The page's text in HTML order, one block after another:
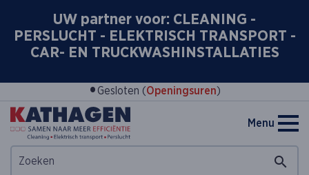
UW partner voor: CLEANING -
PERSLUCHT - ELEKTRISCH TRANSPORT -
CAR- EN TRUCKWASHINSTALLATIES
• Gesloten (Openingsuren)
Menu